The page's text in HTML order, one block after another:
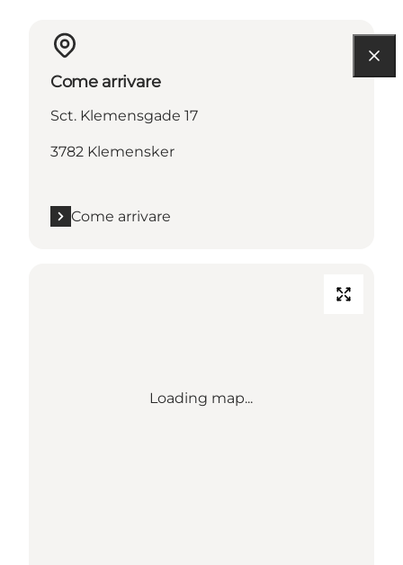
Come arrivare
Sct. Klemensgade 17
3782 Klemensker
Come arrivare
Loading map...